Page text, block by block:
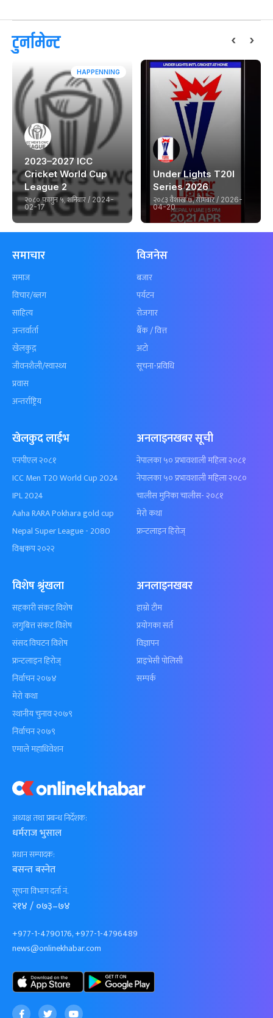
टुर्नामेन्ट
HAPPENNING
2023–2027 ICC
Cricket World Cup
League 2
२०८० फागुन ५, शनिबार / 2024-
02-17
Under Lights T20I
Series 2026
२०८३ वैशाख ७, सोमबार / 2026-
04-20
‹ ›
अध्यक्ष तथा प्रबन्ध निर्देशक:
धर्मराज भुसाल
प्रधान सम्पादक:
बसन्त बस्नेत
सूचना विभाग दर्ता नं.
२१४ / ०७३–७४
+977-1-4790176, +977-1-4796489
news@onlinekhabar.com
समाचार
समाज
विचार/ब्लग
साहित्य
अन्तर्वार्ता
खेलकुद़़
जीवनशैली/स्वास्थ्य
प्रवास
अन्तर्राष्ट्रिय
विजनेस
बजार
पर्यटन
रोजगार
बैँक / वित्त
अटो
सूचना-प्रविधि
खेलकुद लाईभ
एनपीएल २०८१
ICC Men T20 World Cup 2024
IPL 2024
Aaha RARA Pokhara gold cup
Nepal Super League - 2080
विश्वकप २०२२
अनलाइनखबर सूची
नेपालका ५० प्रभावशाली महिला २०८१
नेपालका ५० प्रभावशाली महिला २०८०
चालीस मुनिका चालीस- २०८१
मेरो कथा
फ्रन्टलाइन हिरोज्
विशेष श्रृंखला
सहकारी संकट विशेष
लगुबित्त संकट विशेष
संसद विघटन विशेष
फ्रन्टलाइन हिरोज्
निर्वाचन २०७४
मेरो कथा
स्थानीय चुनाव २०७९
निर्वाचन २०७९
एमाले महाधिवेशन
अनलाइनखबर
हाम्रो टीम
प्रयोगका सर्त
विज्ञापन
प्राइभेसी पोलिसी
सम्पर्क